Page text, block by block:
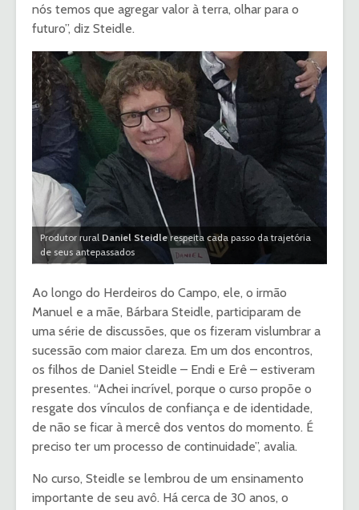
nós temos que agregar valor à terra, olhar para o
futuro”, diz Steidle.
Produtor rural Daniel Steidlerespeita cada passo da trajetória
de seus antepassados
Ao longo do Herdeiros do Campo, ele, o irmão
Manuel e a mãe, Bárbara Steidle, participaram de
uma série de discussões, que os fizeram vislumbrar a
sucessão com maior clareza. Em um dos encontros,
os filhos de Daniel Steidle – Endi e Erê – estiveram
presentes. “Achei incrível, porque o curso propõe o
resgate dos vínculos de confiança e de identidade,
de não se ficar à mercê dos ventos do momento. É
preciso ter um processo de continuidade”, avalia.
No curso, Steidle se lembrou de um ensinamento
importante de seu avô. Há cerca de 30 anos, o